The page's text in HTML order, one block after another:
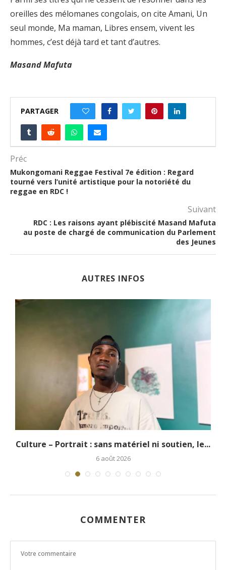
oreilles des mélomanes congolais, on cite Amani, Un
seul monde, Ma maman, Libres ensem, vivent les
hommes, c’est déjà tard et tant d’autres.
Masand Mafuta
PARTAGER
Préc
Mukongomani Reggae Festival 7e édition : Regard
tourné vers l’unité artistique pour la notoriété du
reggae en RDC !
Suivant
RDC : Les raisons ayant plébiscité Masand Mafuta
au poste de chargé de communication du Parlement
des Jeunes
AUTRES INFOS
Culture – Portrait : sans matériel ni soutien, le...
6 août 2026
COMMENTER